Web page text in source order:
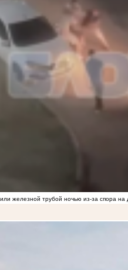
железной трубой ночью из-за спора на